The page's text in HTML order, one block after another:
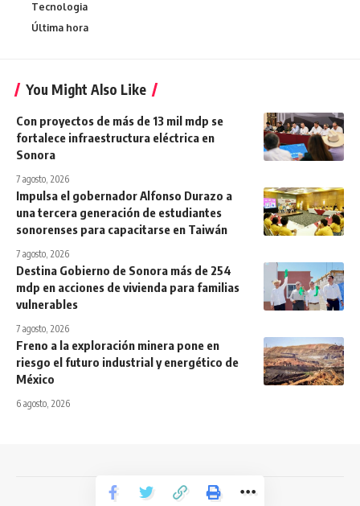
Tecnologia
Última hora
You Might Also Like
Con proyectos de más de 13 mil mdp se
fortalece infraestructura eléctrica en
Sonora
7 agosto, 2026
Impulsa el gobernador Alfonso Durazo a
una tercera generación de estudiantes
sonorenses para capacitarse en Taiwán
7 agosto, 2026
Destina Gobierno de Sonora más de 254
mdp en acciones de vivienda para familias
vulnerables
7 agosto, 2026
Freno a la exploración minera pone en
riesgo el futuro industrial y energético de
México
6 agosto, 2026
Todos los derechos reservados